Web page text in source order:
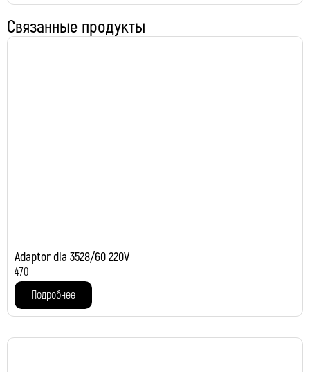
Связанные продукты
Adaptor dla 3528/60 220V
470
Подробнее